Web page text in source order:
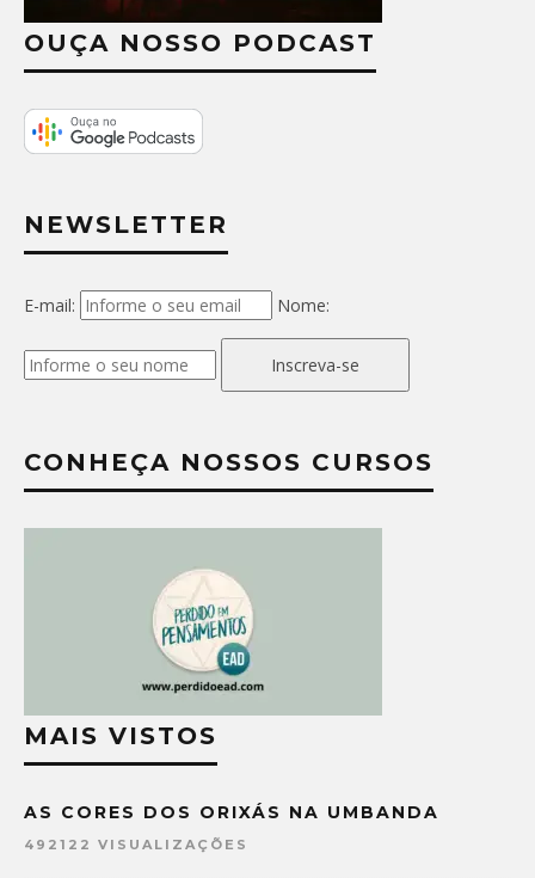
OUÇA NOSSO PODCAST
NEWSLETTER
E-mail: Nome:
Inscreva-se
CONHEÇA NOSSOS CURSOS
MAIS VISTOS
AS CORES DOS ORIXÁS NA UMBANDA
492122 VISUALIZAÇÕES